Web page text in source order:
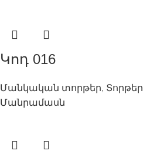
Կոդ 016
Մանկական տորթեր, Տորթեր
Մանրամասն